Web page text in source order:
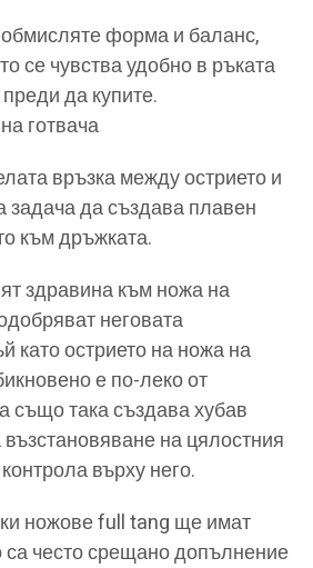
обмисляте форма и баланс,
се чувства удобно в ръката
да купите.
готвача
връзка между острието и
задача да създава плавен
към дръжката.
здравина към ножа на
неговата
като острието на ножа на
е по-леко от
също така създава хубав
на цялостния
върху него.
ножове full tang ще имат
често срещано допълнение